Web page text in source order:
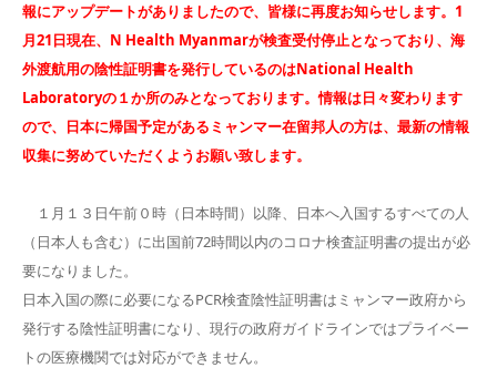
報にアップデートがありましたので、皆様に再度お知らせします。1
月21日現在、N Health Myanmarが検査受付停止となっており、海
外渡航用の陰性証明書を発行しているのはNational Health
Laboratoryの１か所のみとなっております。情報は日々変わります
ので、日本に帰国予定があるミャンマー在留邦人の方は、最新の情報
収集に努めていただくようお願い致します。
１月１３日午前０時（日本時間）以降、日本へ入国するすべての人
（日本人も含む）に出国前72時間以内のコロナ検査証明書の提出が必
要になりました。
日本入国の際に必要になるPCR検査陰性証明書はミャンマー政府から
発行する陰性証明書になり、現行の政府ガイドラインではプライベー
トの医療機関では対応ができません。
採用情報